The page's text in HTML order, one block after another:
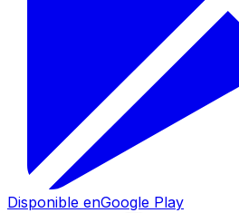
Disponible enGoogle Play